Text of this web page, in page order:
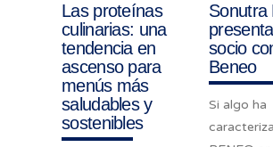
Las proteínas
culinarias: una
tendencia en
ascenso para
menús más
saludables y
sostenibles
Sonutra
socio
Beneo
Si algo ha